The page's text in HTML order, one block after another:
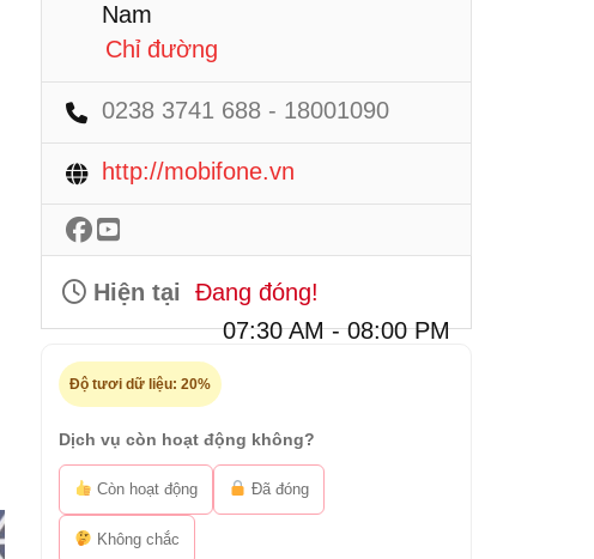
Nam
Chỉ đường
0238 3741 688 - 18001090
http://mobifone.vn
Hiện tại
Đang đóng!
07:30 AM - 08:00 PM
Độ tươi dữ liệu: 20%
Dịch vụ còn hoạt động không?
Còn hoạt động Đã đóng
Không chắc